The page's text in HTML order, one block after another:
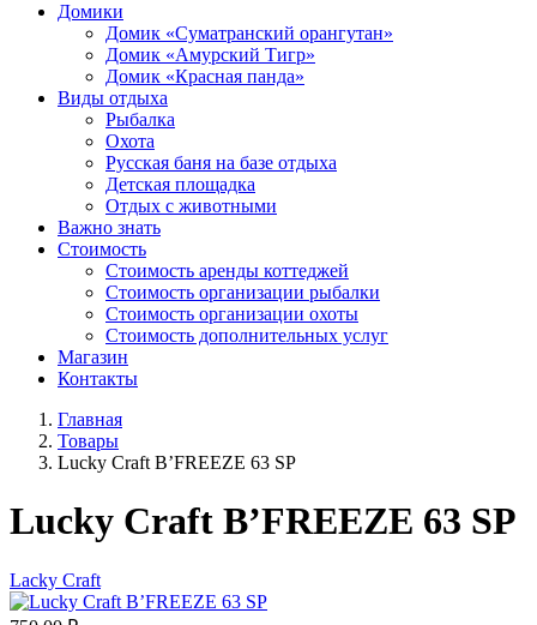
Домики
Домик «Суматранский орангутан»
Домик «Амурский Тигр»
Домик «Красная панда»
Виды отдыха
Рыбалка
Охота
Русская баня на базе отдыха
Детская площадка
Отдых с животными
Важно знать
Стоимость
Стоимость аренды коттеджей
Стоимость организации рыбалки
Стоимость организации охоты
Стоимость дополнительных услуг
Магазин
Контакты
Главная
Товары
Lucky Craft B’FREEZE 63 SP
Lucky Craft B’FREEZE 63 SP
Lacky Craft